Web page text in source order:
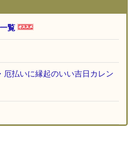
覧
厄払いに縁起のいい吉日カレン